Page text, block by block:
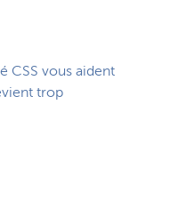
CSS vous aident
trop